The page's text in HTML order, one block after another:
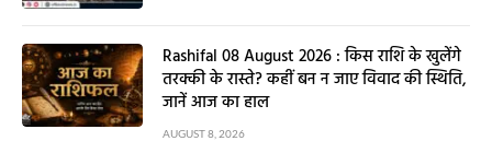
Rashifal 08 August 2026 : किस राशि के खुलेंगे
तरक्की के रास्ते? कहीं बन न जाए विवाद की स्थिति,
जानें आज का हाल
AUGUST 8, 2026